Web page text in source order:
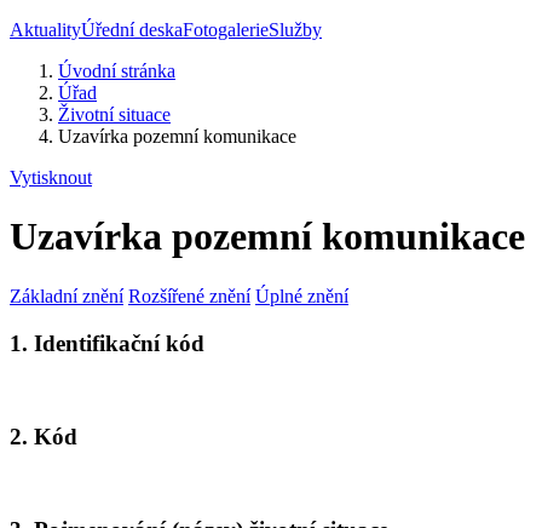
AktualityÚřední deskaFotogalerieSlužby
Úvodní stránka
Úřad
Životní situace
Uzavírka pozemní komunikace
Vytisknout
Uzavírka pozemní komunikace
Základní znění Rozšířené znění Úplné znění
1. Identifikační kód
2. Kód